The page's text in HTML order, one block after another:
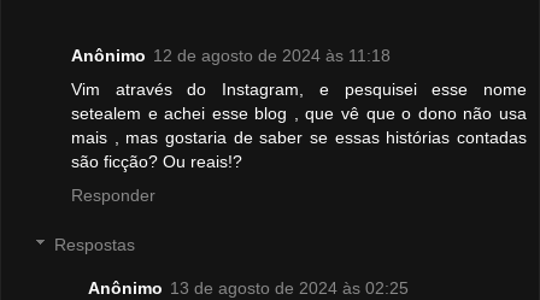
Anônimo 12 de agosto de 2024 às 11:18
Vim através do Instagram, e pesquisei esse nome
setealem e achei esse blog , que vê que o dono não usa
mais , mas gostaria de saber se essas histórias contadas
são ficção? Ou reais!?
Responder
Respostas
Anônimo 13 de agosto de 2024 às 02:25